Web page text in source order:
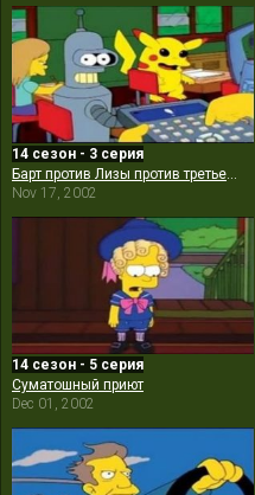
14 сезон - 3 серия
Барт против Лизы против третьего класса
Nov 17, 2002
14 сезон - 5 серия
Суматошный приют
Dec 01, 2002